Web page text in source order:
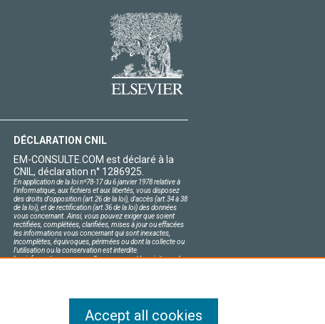
DÉCLARATION CNIL
EM-CONSULTE.COM est déclaré à la
CNIL, déclaration n° 1286925.
En application de la loi nº78-17 du 6 janvier 1978 relative à
l'informatique, aux fichiers et aux libertés, vous disposez
des droits d'opposition (art.26 de la loi), d'accès (art.34 à 38
de la loi), et de rectification (art.36 de la loi) des données
vous concernant. Ainsi, vous pouvez exiger que soient
rectifiées, complétées, clarifiées, mises à jour ou effacées
les informations vous concernant qui sont inexactes,
incomplètes, équivoques, périmées ou dont la collecte ou
l'utilisation ou la conservation est interdite.
Les informations personnelles concernant les visiteurs de
Accept all cookies